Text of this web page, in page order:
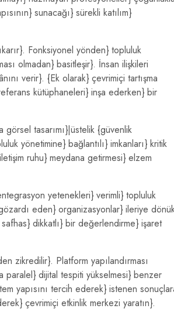
sunacağı} sürekli katılım}
Fonksiyonel yönden} topluluk
olmadan} basitleşir}. İnsan ilişkileri
verir}. {Ek olarak} çevrimiçi tartışma
kütüphaneleri} inşa ederken} bir
görsel tasarımı}|üstelik {güvenlik
yönetimine} bağlantılı} imkanları} kritik
ruhu} meydana getirmesi} elzem
yetenekleri} verimli} topluluk
eden} organizasyonlar} ileriye
dikkatlı} bir değerlendirme} işaret
zikredilir}. Platform yapılandırması
paralel} dijital tespiti yükselmesi} benzer
yapısını tercih ederek} istenen
çevrimiçi etkinlik merkezi yaratın}.